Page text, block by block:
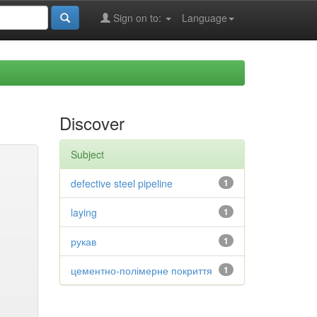
Language
Sign on to:
Discover
Subject
1
defective steel pipeline
1
laying
1
рукав
1
цементно-полімерне покриття